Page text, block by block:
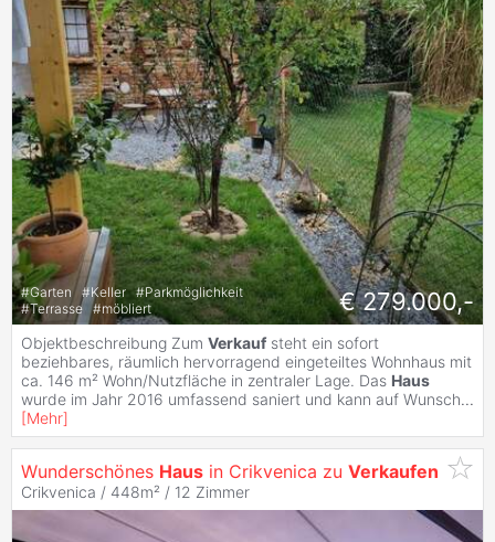
#Garten #Keller #Parkmöglichkeit
#Terrasse #möbliert € 279.000,-
Objektbeschreibung Zum Verkauf steht ein sofort
beziehbares, räumlich hervorragend eingeteiltes Wohnhaus mit
ca. 146 m² Wohn/Nutzfläche in zentraler Lage. Das Haus
wurde im Jahr 2016 umfassend saniert und kann auf Wunsch...
[Mehr]
Wunderschönes Haus in Crikvenica zu Verkaufen
Crikvenica / 448m² / 12 Zimmer